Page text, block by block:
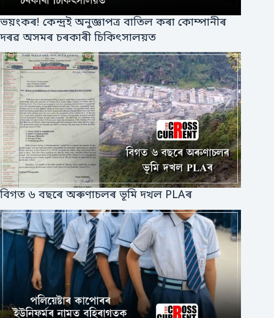
ভয়ংকৰ! কেন্দ্ৰই অনুজ্ঞাপত্ৰ বাতিল কৰা কোম্পানীৰ
দৰৱ অসমৰ চৰকাৰী চিকিৎসালয়ত
বিগত ৬ বছৰে অৰুণাচলৰ ভূমি দখল PLAৰ